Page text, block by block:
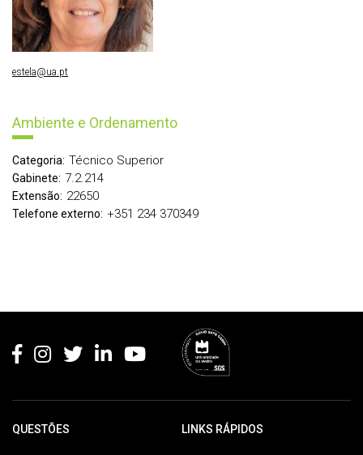
Ambiente e Ordenamento
Categoria: Técnico Superior
Gabinete: 7.2.214
Extensão: 22650
Telefone externo: +351 234 370349
estela@ua.pt
QUESTÕES LINKS RÁPIDOS